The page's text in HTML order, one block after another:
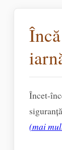
Încet-
(mai